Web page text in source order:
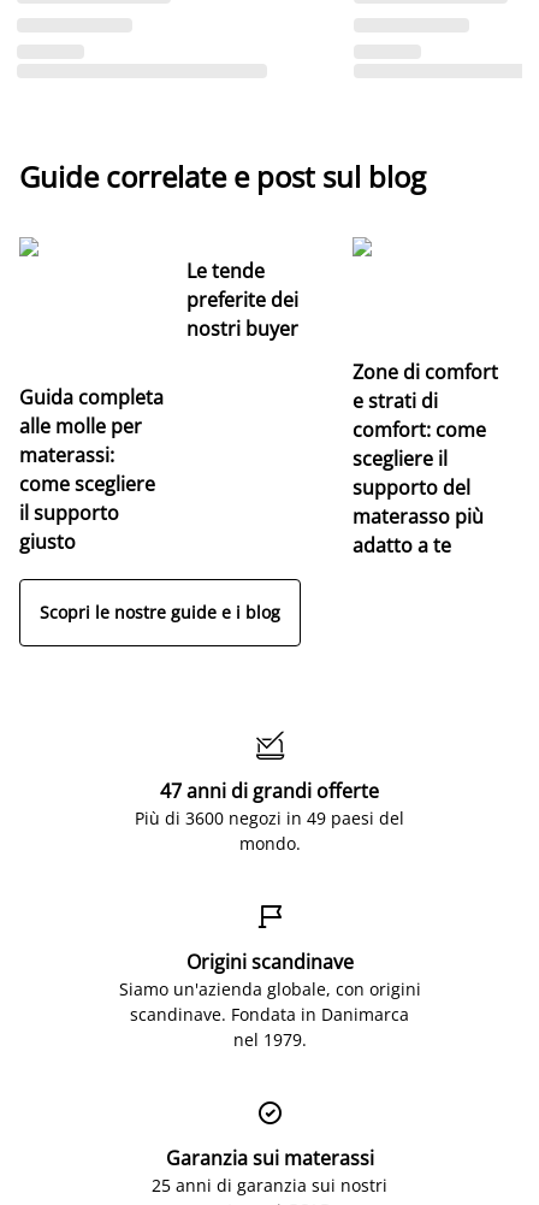
Guide correlate e post sul blog
Guida completa
alle molle per
materassi:
come scegliere
il supporto
giusto
Le tende
preferite dei
nostri buyer
Zone di comfort
e strati di
comfort: come
scegliere il
supporto del
materasso più
adatto a te
Scopri le nostre guide e i blog

47 anni di grandi offerte
Più di 3600 negozi in 49 paesi del
mondo.

Origini scandinave
Siamo un'azienda globale, con origini
scandinave. Fondata in Danimarca
nel 1979.

Garanzia sui materassi
25 anni di garanzia sui nostri